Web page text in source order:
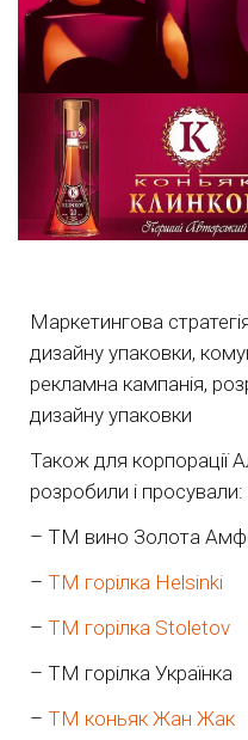
Маркетингова
дизайну упаковки,
рекламна кампанія,
дизайну упаковки
Також для корпорації
розробили і просували:
– ТМ вино Золота
– ТМ горілка Helsinki
– ТМ горілка Stoletov
– ТМ горілка Українка
– ТМ коньяк Жан Жак